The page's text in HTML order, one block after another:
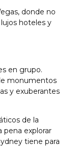
donde no
hoteles y
en grupo.
monumentos
y exuberantes
de la
pena explorar
tiene para